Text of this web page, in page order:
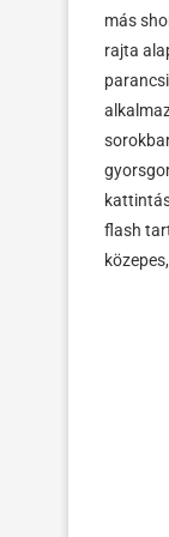
más
rajta
flash